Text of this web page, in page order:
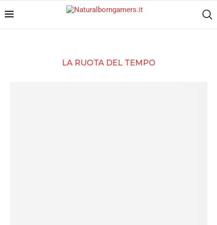
LA RUOTA DEL TEMPO